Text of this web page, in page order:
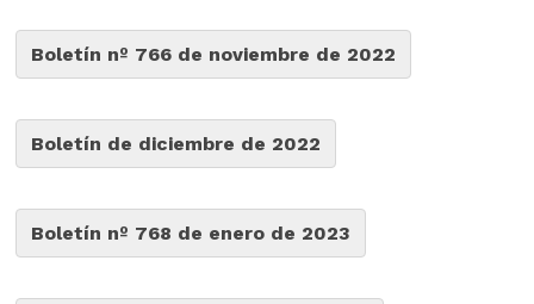
Boletín nº 766 de noviembre de 2022
Boletín de diciembre de 2022
Boletín nº 768 de enero de 2023